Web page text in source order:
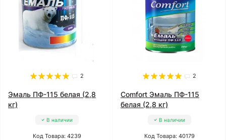
2
Эмаль ПФ-115 белая (2,8
кг)
В наличии
Код Товара: 4239
2
Comfort Эмаль ПФ-115
белая (2,8 кг)
В наличии
Код Товара: 40179